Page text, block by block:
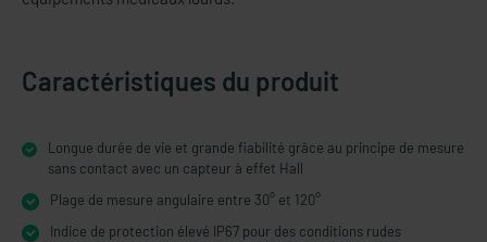
Caractéristiques du produit
Longue durée de vie et grande fiabilité grâce au principe de mesure
sans contact avec un capteur à effet Hall
Plage de mesure angulaire entre 30° et 120°
Indice de protection élevé IP67 pour des conditions rudes